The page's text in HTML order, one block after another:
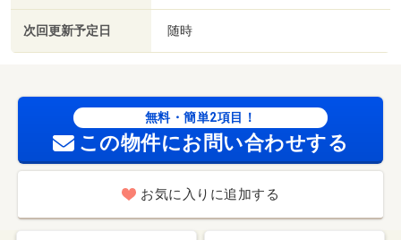
次回更新予定日 随時
無料・簡単2項目！
この物件にお問い合わせする
お気に入りに追加する